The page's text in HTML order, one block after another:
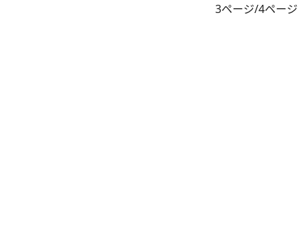
3ページ/4ページ